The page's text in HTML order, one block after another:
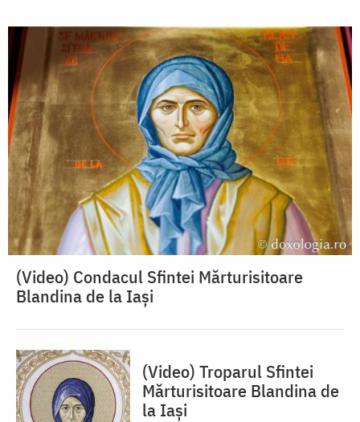
(Video) Condacul Sfintei Mărturisitoare
Blandina de la Iași
(Video) Troparul Sfintei
Mărturisitoare Blandina de
la Iași